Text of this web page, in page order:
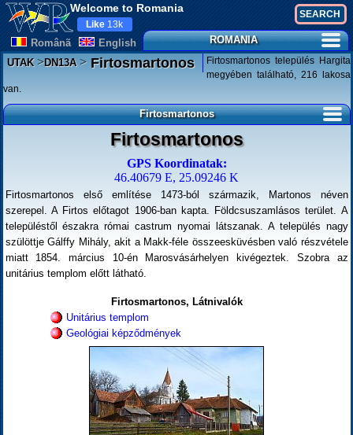
Welcome to Romania
Românã English
Like 13k
ROMANIA
UTAK>DN13A>Firtosmartonos
Firtosmartonos település Hargita
megyében található, 216 lakosa
van.
Firtosmartonos
Firtosmartonos
GPS Koordinatak:
46.40679 E, 25.09246 K
Firtosmartonos első említése 1473-ból származik, Martonos néven
szerepel. A Firtos előtagot 1906-ban kapta. Földcsuszamlásos terület. A
településtől északra római castrum nyomai látszanak. A település nagy
szülöttje Gálffy Mihály, akit a Makk-féle összeesküvésben való részvétele
miatt 1854. március 10-én Marosvásárhelyen kivégeztek. Szobra az
unitárius templom előtt látható.
Firtosmartonos, Látnivalók
Unitárius templom
Geológiai képződmények